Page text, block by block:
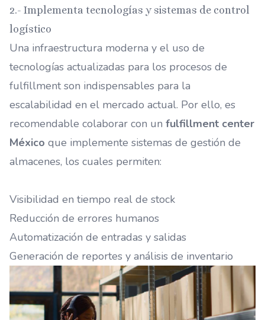
2.- Implementa tecnologías y sistemas de control
logístico
Una infraestructura moderna y el uso de
tecnologías actualizadas para los procesos de
fulfillment son indispensables para la
escalabilidad en el mercado actual. Por ello, es
recomendable colaborar con un fulfillment center
México que implemente sistemas de gestión de
almacenes, los cuales permiten:
Visibilidad en tiempo real de stock
Reducción de errores humanos
Automatización de entradas y salidas
Generación de reportes y análisis de inventario